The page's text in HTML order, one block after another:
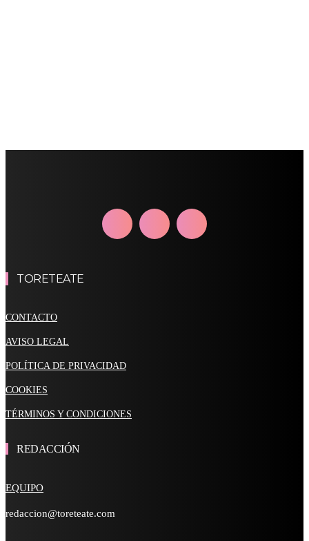
TORETEATE
CONTACTO
AVISO LEGAL
POLÍTICA DE PRIVACIDAD
COOKIES
TÉRMINOS Y CONDICIONES
REDACCIÓN
EQUIPO
redaccion@toreteate.com